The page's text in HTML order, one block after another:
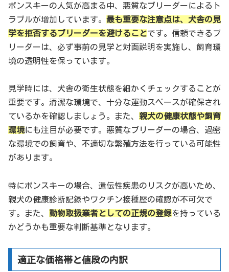
ポンスキーの人気が高まる中、悪質なブリーダーによるト
ラブルが増加しています。 最も重要な注意点は、犬舎の見
学を拒否するブリーダーを避けることです。信頼できるブ
リーダーは、必ず事前の見学と対面説明を実施し、飼育環
境の透明性を保っています。
見学時には、犬舎の衛生状態を細かくチェックすることが
重要です。清潔な環境で、十分な運動スペースが確保され
ているかを確認しましょう。また、 親犬の健康状態や飼育
環境にも注目が必要です。悪質なブリーダーの場合、過密
な環境での飼育や、不適切な繁殖方法を行っている可能性
があります。
特にポンスキーの場合、遺伝性疾患のリスクが高いため、
親犬の健康診断記録やワクチン接種歴の確認が不可欠で
す。また、 動物取扱業者としての正規の登録を持っている
かどうかも重要な判断基準となります。
適正な価格帯と値段の内訳